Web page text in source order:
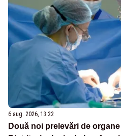
6 aug. 2026, 13:22
Două noi prelevări de